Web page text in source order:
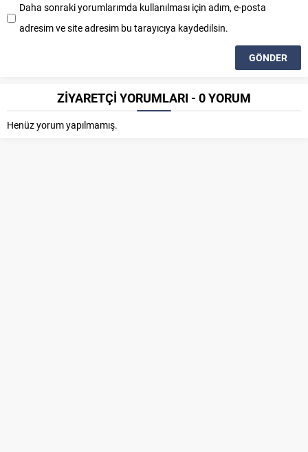
Daha sonraki yorumlarımda kullanılması için adım, e-posta
adresim ve site adresim bu tarayıcıya kaydedilsin.
ZİYARETÇİ YORUMLARI - 0 YORUM
Henüz yorum yapılmamış.